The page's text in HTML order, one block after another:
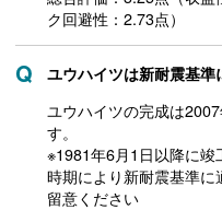
ク回避性：2.73点）
ユウハイツは新耐震基準
ユウハイツの完成は
す。
※1981年6月1日以降に竣
時期により新耐震基準
留意ください